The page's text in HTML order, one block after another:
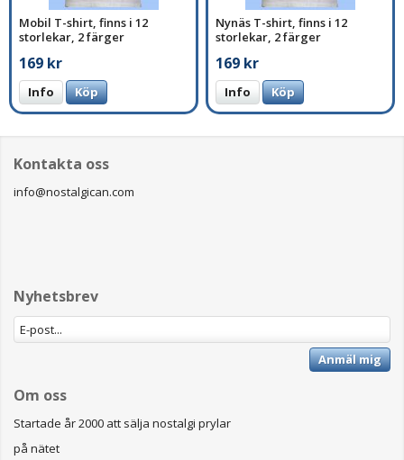
Mobil T-shirt, finns i 12
storlekar, 2 färger
169 kr
Info Köp
Nynäs T-shirt, finns i 12
storlekar, 2 färger
169 kr
Info Köp
Kontakta oss
info@nostalgican.com
Nyhetsbrev
Anmäl mig
Om oss
Startade år 2000 att sälja nostalgi prylar
på nätet